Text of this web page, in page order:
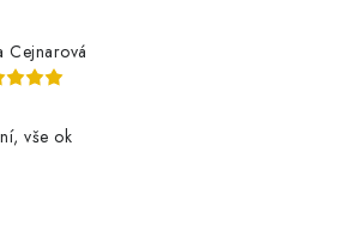
Cejnarová
vše ok